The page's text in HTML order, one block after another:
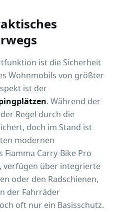
ist die Sicherheit
Wohnmobils von größter
ist der
. Während der
Regel durch die
doch im Stand ist
modernen
Fiamma Carry-Bike Pro
verfügen über integrierte
oder den Radschienen,
der Fahrräder
oft nur ein Basisschutz.